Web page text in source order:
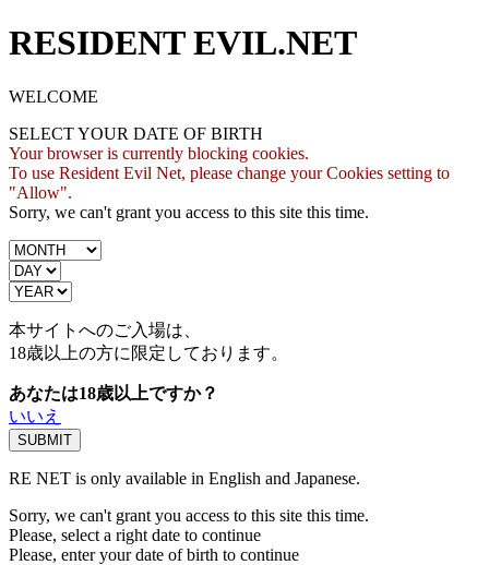
RESIDENT EVIL.NET
WELCOME
SELECT YOUR DATE OF BIRTH
Your browser is currently blocking cookies.
To use Resident Evil Net, please change your Cookies setting to
"Allow".
Sorry, we can't grant you access to this site this time.
本サイトへのご入場は、
18歳以上の方に限定しております。
あなたは18歳以上ですか？
いいえ
RE NET is only available in English and Japanese.
Sorry, we can't grant you access to this site this time.
Please, select a right date to continue
Please, enter your date of birth to continue